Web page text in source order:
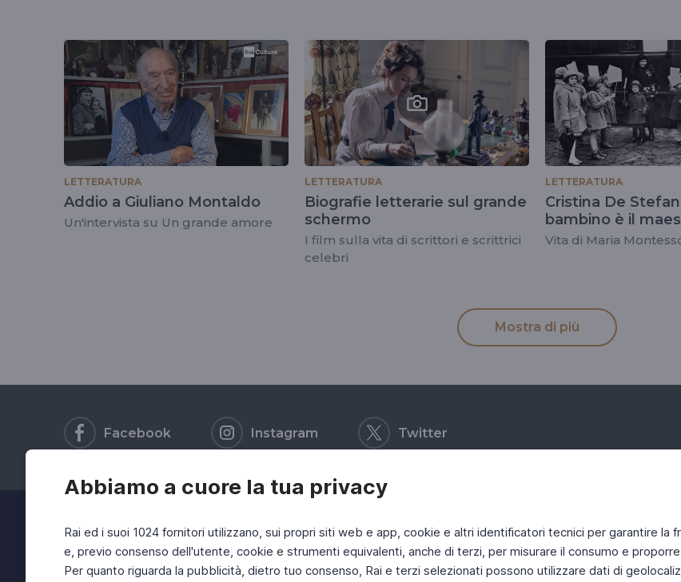
Abbiamo a cuore la tua privacy
Rai ed i suoi 1024 fornitori utilizzano, sui propri siti web e app, cookie e altri identificatori tecnici per garantire la
e, previo consenso dell'utente, cookie e strumenti equivalenti, anche di terzi, per misurare il consumo e
Per quanto riguarda la pubblicità, dietro tuo consenso, Rai e terzi selezionati possono utilizzare dati di
LETTERATURA
Addio a Giuliano Montaldo
Un'intervista su Un grande amore
LETTERATURA
Biografie letterarie sul grande
schermo
I film sulla vita di scrittori e scrittrici
celebri
LETTERATURA
Cristina De
bambino è il
Vita di Maria
Mostra di più
Facebook Instagram Twitter